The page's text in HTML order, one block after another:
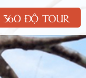
360 ĐỘ TOUR